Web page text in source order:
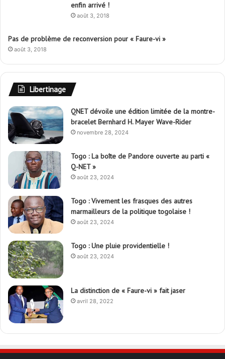
enfin arrivé !
août 3, 2018
Pas de problème de reconversion pour « Faure-vi »
août 3, 2018
Libertinage
QNET dévoile une édition limitée de la montre-
bracelet Bernhard H. Mayer Wave-Rider
novembre 28, 2024
Togo : La boîte de Pandore ouverte au parti «
Q-NET »
août 23, 2024
Togo : Vivement les frasques des autres
marmailleurs de la politique togolaise !
août 23, 2024
Togo : Une pluie providentielle !
août 23, 2024
La distinction de « Faure-vi » fait jaser
avril 28, 2022